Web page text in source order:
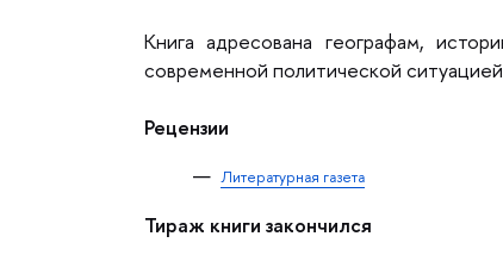
Книга адресована географам,
современной политической
Рецензии
Литературная газета
Тираж книги закончился